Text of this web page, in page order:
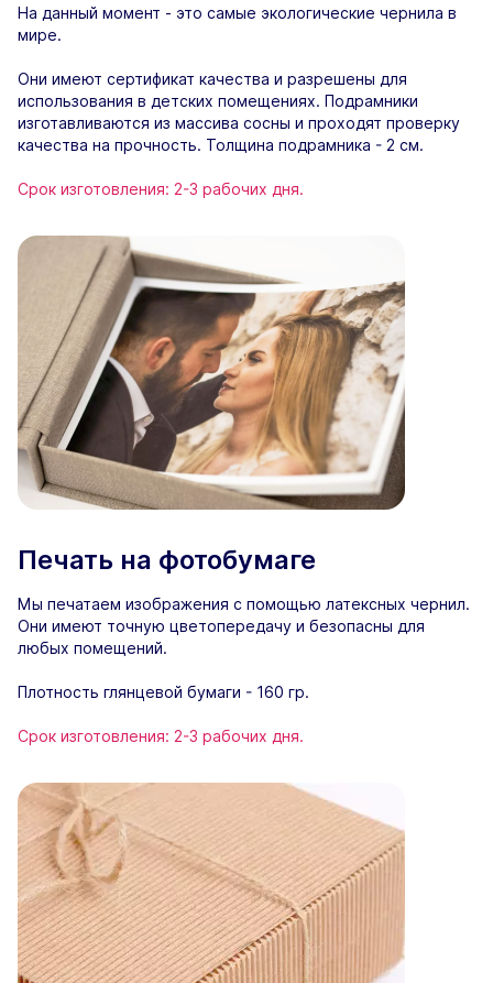
На данный момент - это самые экологические чернила в
мире.
Они имеют сертификат качества и разрешены для
использования в детских помещениях. Подрамники
изготавливаются из массива сосны и проходят проверку
качества на прочность. Толщина подрамника - 2 см.
Срок изготовления: 2-3 рабочих дня.
Печать на фотобумаге
Мы печатаем изображения с помощью латексных чернил.
Они имеют точную цветопередачу и безопасны для
любых помещений.
Плотность глянцевой бумаги - 160 гр.
Срок изготовления: 2-3 рабочих дня.